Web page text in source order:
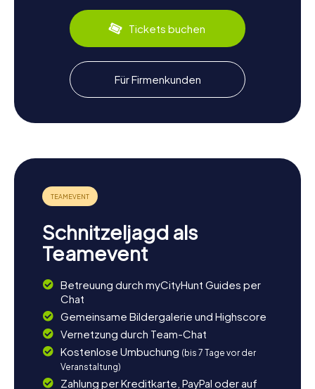
Kulinarisch könnt ihr euch auf traditionelle mährische
Spezialitäten freuen, die euren Besuch abrunden.
Nach der Schnitzeljagd in Prostějov die
Umgebung erkunden
Nach einer spannenden Schnitzeljagd in Prostějov habt ihr
die Möglichkeit, die Umgebung weiter zu erkunden.
Besucht die Spitznerovy sady, einen idyllischen Park, der
Ort für Spaziergänge sind. Wenn ihr noch mehr über die
Geschichte der Region erfahren möchtet, ist ein Besuch
im Museum Prostějovska im Alten Rathaus zu empfehlen.
Lasst euch von der Vielfalt Prostějovs verzaubern und
Stadt.
Tickets buchen
Für Firmenkunden
Schnitzeljagd als
Teamevent
Betreuung durch myCityHunt Guides per
Chat
Gemeinsame Bildergalerie und Highscore
Vernetzung durch Team-Chat
Kostenlose Umbuchung (bis 7 Tage vor der
Veranstaltung)
Zahlung per Kreditkarte, PayPal oder auf